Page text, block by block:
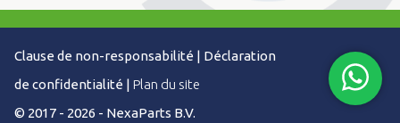
Clause de non-responsabilité | Déclaration
de confidentialité | Plan du site
© 2017 - 2026 - NexaParts B.V.